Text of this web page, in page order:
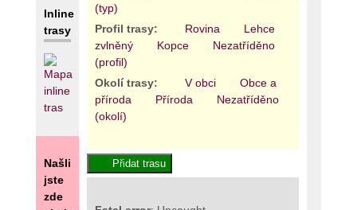
Inline
trasy
Našli
jste
zde
(typ)
Profil trasy:
Rovina
Lehce
zvlněný
Kopce
Nezatříděno
(profil)
Okolí trasy:
V obci
Obce a
příroda
Příroda
Nezatříděno
(okolí)